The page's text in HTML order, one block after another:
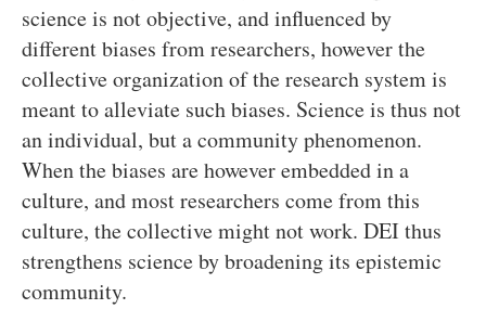
science is not objective, and influenced by
different biases from researchers, however the
collective organization of the research system is
meant to alleviate such biases. Science is thus not
an individual, but a community phenomenon.
When the biases are however embedded in a
culture, and most researchers come from this
culture, the collective might not work. DEI thus
strengthens science by broadening its epistemic
community.